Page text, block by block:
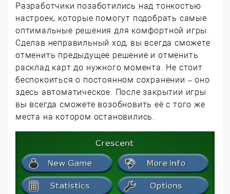
Разработчики позаботились над тонкостью
настроек, которые помогут подобрать самые
оптимальные решения для комфортной игры.
Сделав неправильный ход, вы всегда сможете
отменить предыдущее решение и отменить
расклад карт до нужного момента. Не стоит
беспокоиться о постоянном сохранении – оно
здесь автоматическое. После закрытии игры
вы всегда сможете возобновить её с того же
места на котором остановились.